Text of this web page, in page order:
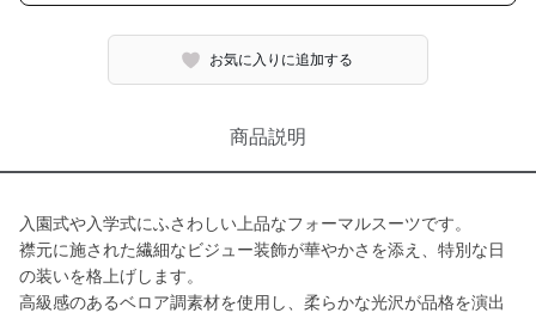
お気に入りに追加する
商品説明
入園式や入学式にふさわしい上品なフォーマルスーツです。
襟元に施された繊細なビジュー装飾が華やかさを添え、特別な日
の装いを格上げします。
高級感のあるベロア調素材を使用し、柔らかな光沢が品格を演出